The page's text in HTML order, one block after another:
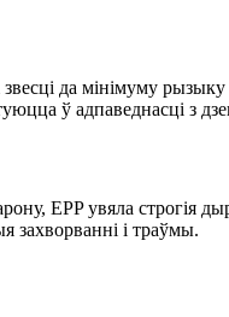
да мінімуму
ў адпаведнасці з
EPP увяла строгія
захворванні і траўмы.